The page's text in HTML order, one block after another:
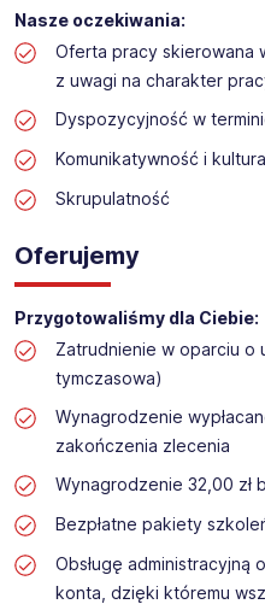
Nasze oczekiwania:
Oferta pracy skierowana
z uwagi na charakter
Dyspozycyjność w
Komunikatywność i
Skrupulatność
Oferujemy
Przygotowaliśmy dla Ciebie:
Zatrudnienie w oparciu o
tymczasowa)
Wynagrodzenie
zakończenia zlecenia
Wynagrodzenie 32,00 zł
Bezpłatne pakiety
Obsługę
konta, dzięki któremu